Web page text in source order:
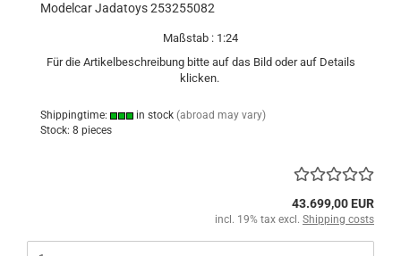
Modelcar Jadatoys 253255082
Maßstab : 1:24
Für die Artikelbeschreibung bitte auf das Bild oder auf Details
klicken.
Shippingtime: in stock (abroad may vary)
Stock: 8 pieces
43.699,00 EUR
incl. 19% tax excl. Shipping costs